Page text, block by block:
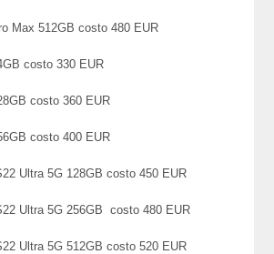
Max 512GB costo 480 EUR
costo 330 EUR
costo 360 EUR
costo 400 EUR
Ultra 5G 128GB costo 450 EUR
Ultra 5G 256GB costo 480 EUR
Ultra 5G 512GB costo 520 EUR